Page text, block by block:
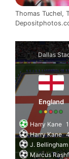
Thomas Tuchel,
Dallas
England
Harry Kane
Harry Kane
J. Bellingham
Marcus